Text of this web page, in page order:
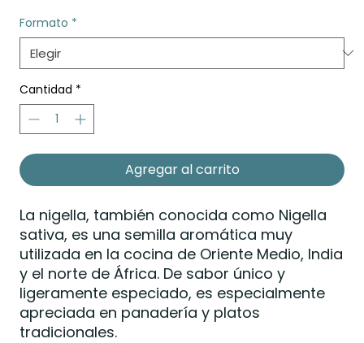
Formato *
Cantidad *
Agregar al carrito
La nigella, también conocida como Nigella
sativa, es una semilla aromática muy
utilizada en la cocina de Oriente Medio, India
y el norte de África. De sabor único y
ligeramente especiado, es especialmente
apreciada en panadería y platos
tradicionales.